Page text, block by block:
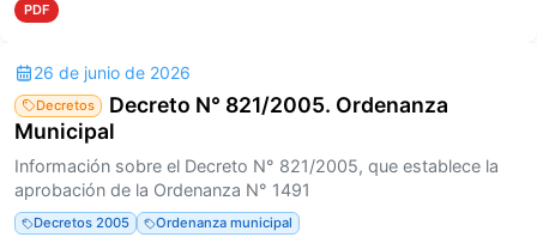
PDF
26 de junio de 2026
Decretos
Decreto N° 821/2005. Ordenanza
Municipal
Información sobre el Decreto N° 821/2005, que establece la
aprobación de la Ordenanza N° 1491
Decretos 2005 Ordenanza municipal